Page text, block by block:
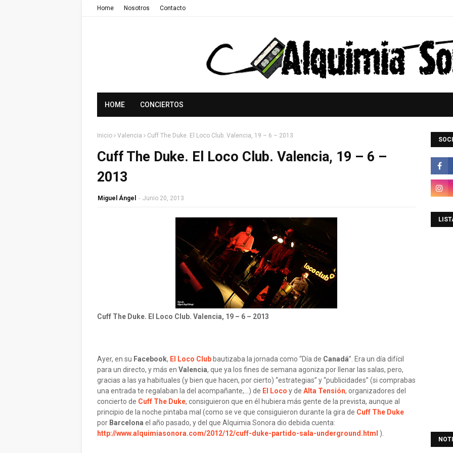
Home Nosotros Contacto
HOME CONCIERTOS
Inicio Valencia Cuff The Duke. El Loco Club. Valencia, 19 – 6 – 2013
Cuff The Duke. El Loco Club. Valencia, 19 – 6 –
2013
Miguel Ángel - Junio 20, 2013
Cuff The Duke. El Loco Club. Valencia, 19 – 6 – 2013
Ayer, en su Facebook, El Loco Club bautizaba la jornada como “Día de Canadá”. Era un día difícil
para un directo, y más en Valencia, que ya los fines de semana agoniza por llenar las salas, pero,
gracias a las ya habituales (y bien que hacen, por cierto) “estrategias” y “publicidades” (si comprabas
una entrada te regalaban la del acompañante,...) de El Loco y de Alta Tensión, organizadores del
concierto de Cuff The Duke, consiguieron que en él hubiera más gente de la prevista, aunque al
principio de la noche pintaba mal (como se ve que consiguieron durante la gira de Cuff The Duke
por Barcelona el año pasado, y del que Alquimia Sonora dio debida cuenta:
http://www.alquimiasonora.com/2012/12/cuff-duke-partido-sala-underground.html ).